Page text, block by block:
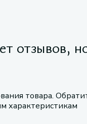
отзывов,
товара.
характеристикам